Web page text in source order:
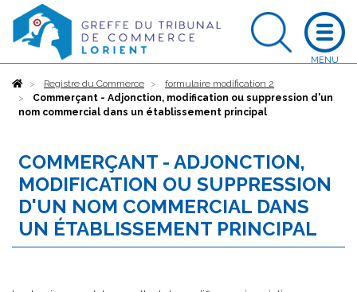
AccueilRegistre du Commerce
formulaire modification 2
Commerçant - Adjonction, modification ou suppression d'un
nom commercial dans un établissement principal
COMMERÇANT - ADJONCTION,
MODIFICATION OU SUPPRESSION
D'UN NOM COMMERCIAL DANS
UN ÉTABLISSEMENT PRINCIPAL